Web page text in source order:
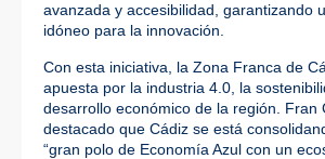
avanzada y accesibilidad, garantizando
idóneo para la innovación.
Con esta iniciativa, la Zona Franca de
apuesta por la industria 4.0, la
desarrollo económico de la región. Fran
destacado que Cádiz se está
“gran polo de Economía Azul con un